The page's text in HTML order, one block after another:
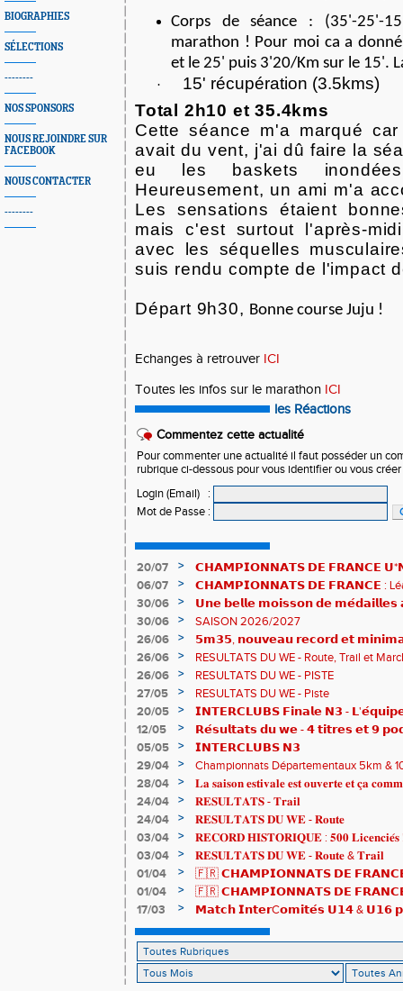
BIOGRAPHIES
SÉLECTIONS
--------
NOS SPONSORS
NOUS REJOINDRE SUR
FACEBOOK
NOUS CONTACTER
--------
Corps de séance : (35'-25'-
marathon ! Pour moi ca a
et le 25' puis 3'20/Km sur le 15'.
·
15' récupération (3.5kms)
Total 2h10 et 35.4kms
Cette séance m'a marqué
avait du vent, j'ai dû faire la
eu les baskets
Heureusement, un ami m'a
Les sensations étaient
mais c'est surtout l'après-
avec les séquelles
suis rendu compte de l'impact
Départ 9h30, Bonne course Juju !
Echanges à retrouver ICI
Toutes les infos sur le marathon ICI
les Réactions
Commentez cette actualité
Pour commenter une actualité il faut posséder un
rubrique ci-dessous pour vous identifier ou vous
Login (Email)
:
Mot de Passe :
20/07 >
𝗖𝗛𝗔𝗠𝗣𝗜𝗢𝗡𝗡𝗔𝗧𝗦 𝗗𝗘 𝗙𝗥𝗔𝗡𝗖𝗘
𝗵𝗶𝘀𝘁𝗼𝗿𝗶𝗾𝘂𝗲𝘀 !
06/07 >
𝗖𝗛𝗔𝗠𝗣𝗜𝗢𝗡𝗡𝗔𝗧𝗦 𝗗𝗘 𝗙𝗥𝗔𝗡𝗖𝗘 : Léane
83è !
30/06 >
𝗨𝗻𝗲 𝗯𝗲𝗹𝗹𝗲 𝗺𝗼𝗶𝘀𝘀𝗼𝗻 𝗱𝗲
𝗔𝗨𝗥𝗔 !
30/06 >
SAISON 2026/2027
26/06
>
𝟱𝗺𝟯𝟱, 𝗻𝗼𝘂𝘃𝗲𝗮𝘂 𝗿𝗲𝗰𝗼𝗿𝗱 𝗲𝘁
𝗖𝗵𝗮𝗺𝗽𝗶𝗼𝗻𝗻𝗮𝘁𝘀 𝗱𝘂 𝗠𝗼𝗻𝗱𝗲 𝗨𝟮𝟬
26/06 >
RESULTATS DU WE - Route, Trail et
26/06
>
RESULTATS DU WE - PISTE
27/05
>
RESULTATS DU WE - Piste
20/05
>
𝗜𝗡𝗧𝗘𝗥𝗖𝗟𝗨𝗕𝗦 𝗙𝗶𝗻𝗮𝗹𝗲 𝗡𝟯 -
𝟯𝟮𝟰𝟮𝟳𝗽𝘁𝘀
12/05 >
𝗥𝗲́𝘀𝘂𝗹𝘁𝗮𝘁𝘀 𝗱𝘂 𝘄𝗲 - 𝟰 𝘁𝗶𝘁𝗿𝗲𝘀 𝗲𝘁 𝟵
05/05
>
𝗜𝗡𝗧𝗘𝗥𝗖𝗟𝗨𝗕𝗦 𝗡𝟯
29/04
>
Championnats Départementaux 5km &
de bronze et un max de plaisir pour tous !
28/04 >
𝐋𝐚 𝐬𝐚𝐢𝐬𝐨𝐧 𝐞𝐬𝐭𝐢𝐯𝐚𝐥𝐞 𝐞𝐬𝐭 𝐨𝐮𝐯𝐞𝐫𝐭𝐞 𝐞𝐭 𝐜̧𝐚
24/04
>
𝐑𝐄𝐒𝐔𝐋𝐓𝐀𝐓𝐒 - 𝐓𝐫𝐚𝐢𝐥
24/04
>
𝐑𝐄𝐒𝐔𝐋𝐓𝐀𝐓𝐒 𝐃𝐔 𝐖𝐄 - 𝐑𝐨𝐮𝐭𝐞
03/04
>
𝐑𝐄𝐂𝐎𝐑𝐃 𝐇𝐈𝐒𝐓𝐎𝐑𝐈𝐐𝐔𝐄 : 𝟓𝟎𝟎 𝐋𝐢𝐜𝐞𝐧𝐜𝐢𝐞́𝐬
03/04
>
𝐑𝐄𝐒𝐔𝐋𝐓𝐀𝐓𝐒 𝐃𝐔 𝐖𝐄 - 𝐑𝐨𝐮𝐭𝐞 & 𝐓𝐫𝐚𝐢𝐥
01/04
>
🇫🇷 𝗖𝗛𝗔𝗠𝗣𝗜𝗢𝗡𝗡𝗔𝗧𝗦 𝗗𝗘 𝗙𝗥𝗔𝗡𝗖𝗘
résultats
01/04 >
🇫🇷 𝗖𝗛𝗔𝗠𝗣𝗜𝗢𝗡𝗡𝗔𝗧𝗦 𝗗𝗘 𝗙𝗥𝗔𝗡𝗖𝗘
𝒕𝒓𝒂𝒊𝒍𝒆𝒖𝒓𝒔 𝒓𝒂𝒎𝒆̀𝒏𝒆𝒏𝒕 4 𝒎𝒆́𝒅𝒂𝒊𝒍𝒍𝒆𝒔 !
17/03 >
𝗠𝗮𝘁𝗰𝗵 𝗜𝗻𝘁𝗲𝗿C𝗼𝗺𝗶𝘁𝗲́𝘀 𝗨𝟭𝟰 & 𝗨𝟭𝟲